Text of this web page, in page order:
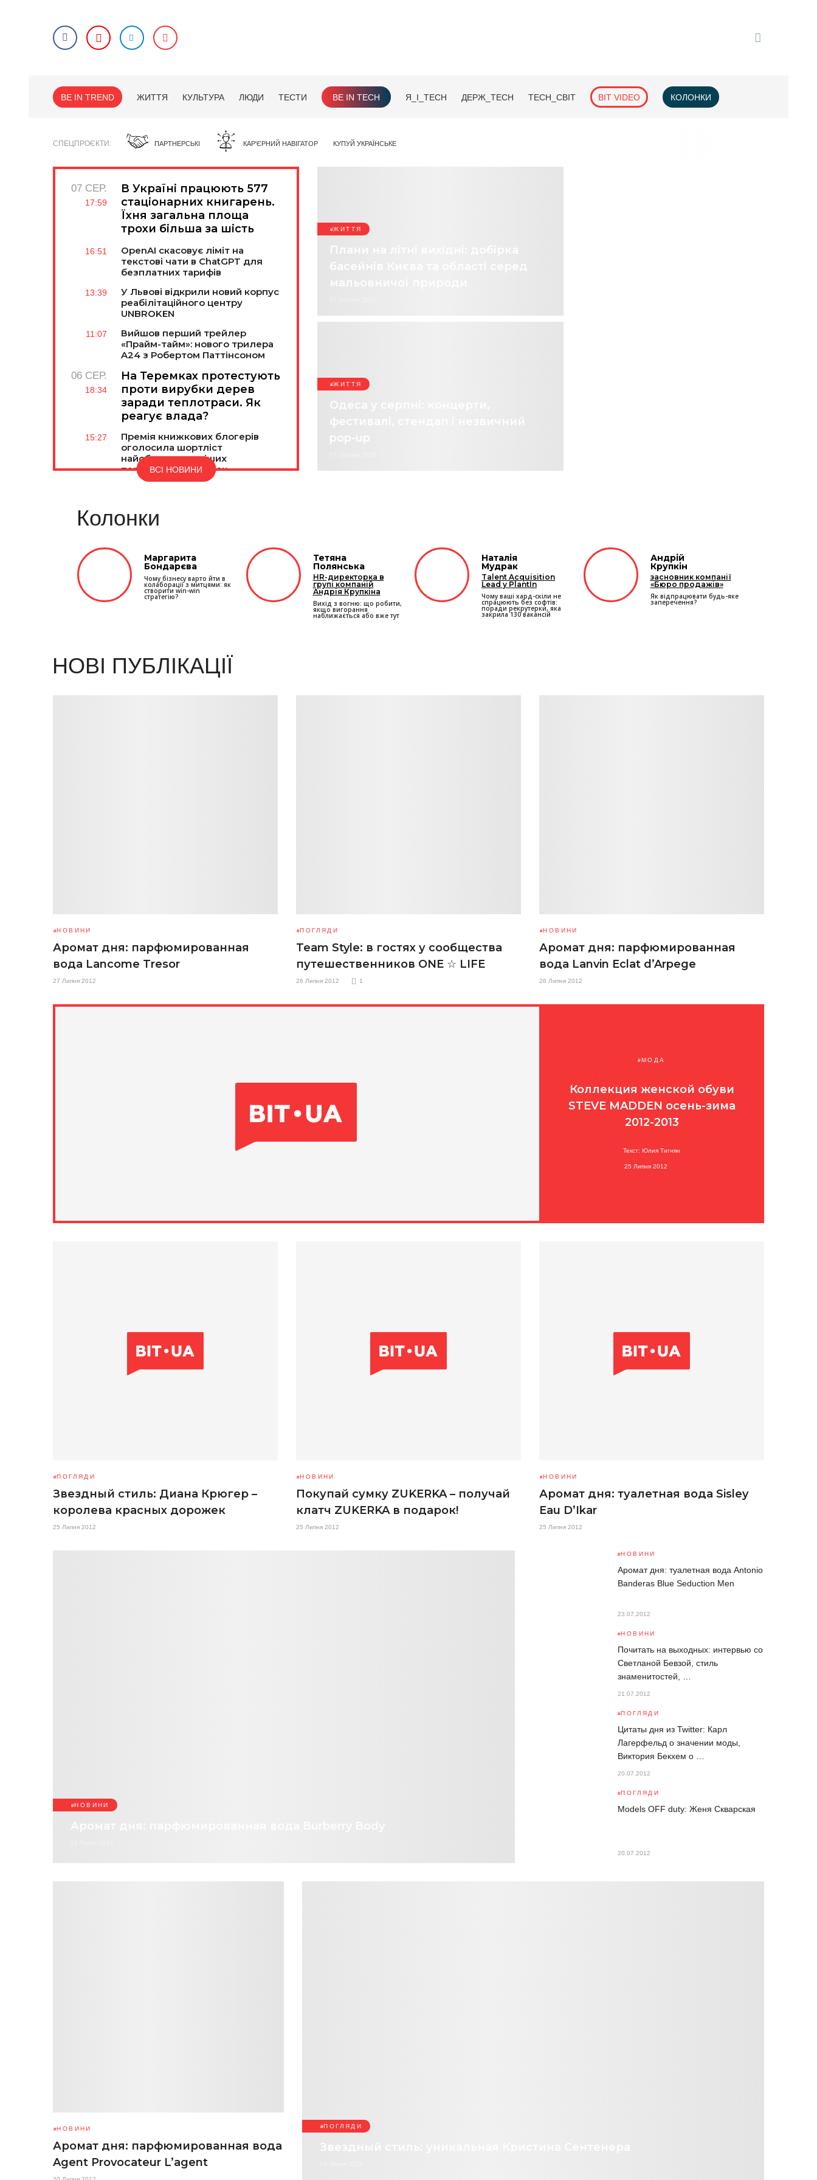
BE IN TREND ЖИТТЯ КУЛЬТУРА ЛЮДИ ТЕСТИ BE IN TECH Я_І_TECH ДЕРЖ_TECH TECH_СВІТ BIT VIDEO КОЛОНКИ
СПЕЦПРОЄКТИ ПАРТНЕРСЬКІ КАР'ЄРНИЙ НАВІГАТОР КУПУЙ УКРАЇНСЬКЕ
07 СЕР.
17:59
В Україні працюють 577
стаціонарних книгарень.
Їхня загальна площа
трохи більша за шість
16:51
OpenAI скасовує ліміт на
текстові чати в ChatGPT для
безплатних тарифів
13:39
У Львові відкрили новий корпус
реабілітаційного центру
UNBROKEN
11:07
Вийшов перший трейлер
«Прайм-тайм»: нового трилера
A24 з Робертом Паттінсоном
06 СЕР.
18:34
На Теремках протестують
проти вирубки дерев
заради теплотраси. Як
реагує влада?
15:27
Премія книжкових блогерів
оголосила шортліст
найобговорюваніших
перекладних книжок
ВСІ НОВИНИ
ЖИТТЯ
Плани на літні вихідні: добірка
басейнів Києва та області серед
мальовничої природи
ЖИТТЯ
Одеса у серпні: концерти,
фестивалі, стендап і незвичний
pop-up
Колонки
Маргарита
Бондарєва
Чому бізнесу варто йти в
колаборації з митцями: як
створити win-win
стратегію?
Тетяна
Полянська
HR-директорка в
групі компаній
Андрія Крупкіна
Вихід з вогню: що робити,
якщо вигорання
наближається або вже тут
Наталія
Мудрак
Talent Acquisition
Lead у PlantIn
Чому ваші хард-скіли не
спрацюють без софтів:
поради рекрутерки, яка
закрила 130 вакансій
Андрій
Крупкін
засновник компанії
«Бюро продажів»
Як відпрацювати будь-яке
заперечення?
НОВІ ПУБЛІКАЦІЇ
НОВИНИ
Аромат дня: парфюмированная
вода Lancome Tresor
27 Липня 2012
ПОГЛЯДИ
Team Style: в гостях у сообщества
путешественников ONE ☆ LIFE
26 Липня 2012 1
НОВИНИ
Аромат дня: парфюмированная
вода Lanvin Eclat d’Arpege
26 Липня 2012
МОДА
Коллекция женской обуви
STEVE MADDEN осень-зима
2012-2013
Текст: Юлия Тигнян
25 Липня 2012
ПОГЛЯДИ
Звездный стиль: Диана Крюгер –
королева красных дорожек
25 Липня 2012
НОВИНИ
Покупай сумку ZUKERKA – получай
клатч ZUKERKA в подарок!
25 Липня 2012
НОВИНИ
Аромат дня: туалетная вода Sisley
Eau D’Ikar
25 Липня 2012
НОВИНИ
НОВИНИ
Аромат дня: туалетная вода Antonio
Banderas Blue Seduction Men
23.07.2012
НОВИНИ
Почитать на выходных: интервью со
Светланой Бевзой, стиль
знаменитостей, …
21.07.2012
ПОГЛЯДИ
Цитаты дня из Twitter: Карл
Лагерфельд о значении моды,
Виктория Бекхем о …
20.07.2012
ПОГЛЯДИ
Models OFF duty: Женя Скварская
20.07.2012
НОВИНИ
Аромат дня: парфюмированная вода
Agent Provocateur L’agent
ПОГЛЯДИ